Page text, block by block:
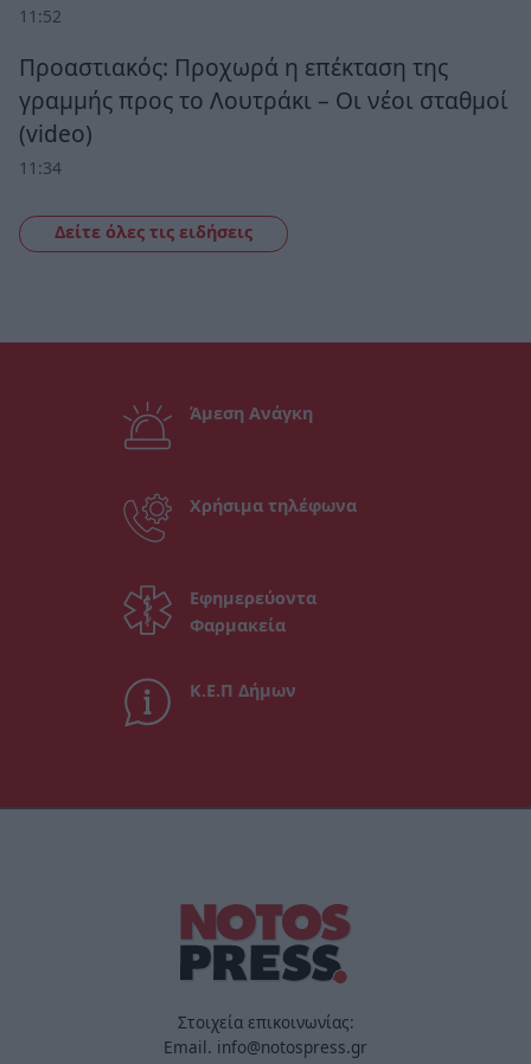
11:52
Προαστιακός: Προχωρά η επέκταση της
γραμμής προς το Λουτράκι – Οι νέοι σταθμοί
(video)
11:34
Δείτε όλες τις ειδήσεις
Άμεση Ανάγκη
Χρήσιμα τηλέφωνα
Εφημερεύοντα
Φαρμακεία
Κ.Ε.Π Δήμων
Στοιχεία επικοινωνίας:
Email. info@notospress.gr